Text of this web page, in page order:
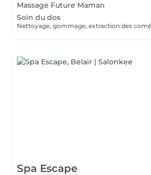
Massage Future Maman
Soin du dos
Spa Escape